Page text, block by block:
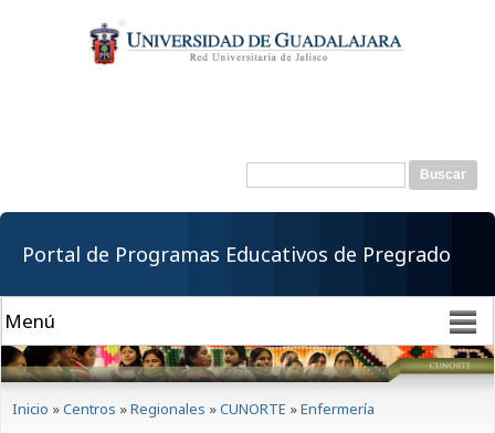
contenido
principal
Formulario de
Buscar
Portal de Programas Educativos de Pregrado
Inicio »Centros »Regionales »CUNORTE »Enfermería